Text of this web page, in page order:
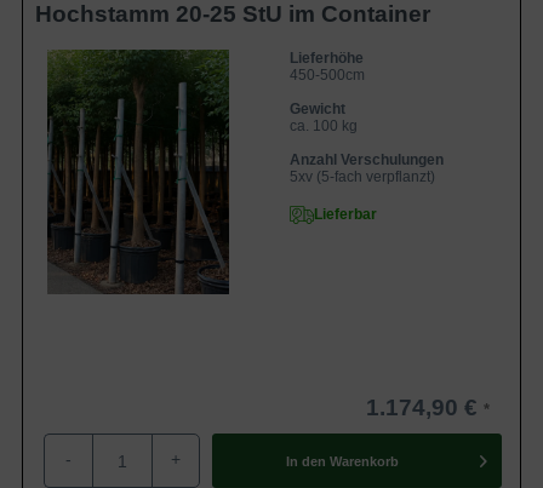
Hochstamm 20-25 StU im Container
Lieferhöhe
450-500cm
Gewicht
ca. 100 kg
Anzahl Verschulungen
5xv (5-fach verpflanzt)
Lieferbar
1.174,90 €
- + In den Warenkorb